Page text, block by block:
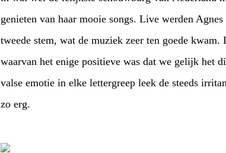
genieten van haar mooie songs. Live werden Agnes en haar piano aangevuld door een vriendin op
waarvan het enige positieve was dat we gelijk het dieptepunt van het festival al gehad hadden. Met zijn overdreven
valse emotie in elke lettergreep leek de steeds irritantere zanger op het gefrustreerde broertje van Bono,
zo erg.